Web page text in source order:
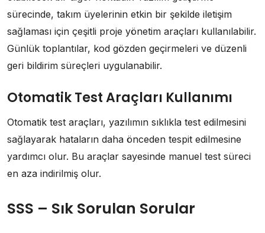
sürecinde, takım üyelerinin etkin bir şekilde iletişim
sağlaması için çeşitli proje yönetim araçları kullanılabilir.
Günlük toplantılar, kod gözden geçirmeleri ve düzenli
geri bildirim süreçleri uygulanabilir.
Otomatik Test Araçları Kullanımı
Otomatik test araçları, yazılımın sıklıkla test edilmesini
sağlayarak hataların daha önceden tespit edilmesine
yardımcı olur. Bu araçlar sayesinde manuel test süreci
en aza indirilmiş olur.
SSS – Sık Sorulan Sorular